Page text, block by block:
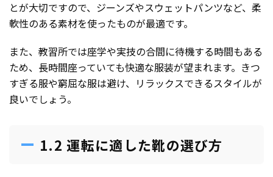
とが大切ですので、ジーンズやスウェットパンツなど、柔
軟性のある素材を使ったものが最適です。
また、教習所では座学や実技の合間に待機する時間もある
ため、長時間座っていても快適な服装が望まれます。きつ
すぎる服や窮屈な服は避け、リラックスできるスタイルが
良いでしょう。
1.2 運転に適した靴の選び方